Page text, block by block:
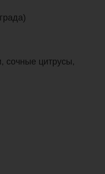
сочные цитрусы,